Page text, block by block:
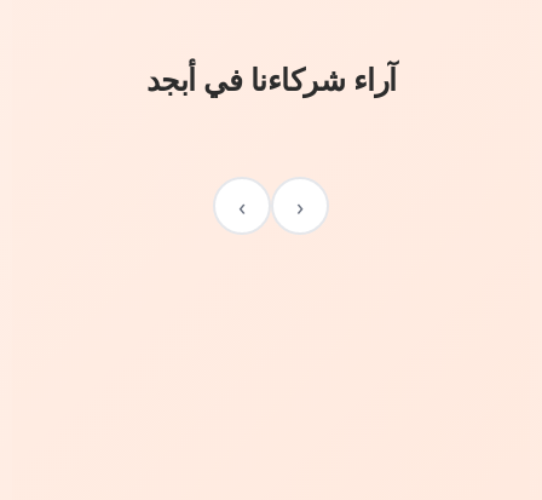
آراء شركاءنا في أبجد
‹
›